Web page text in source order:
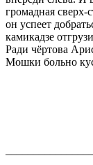
громадная сверх-
он успеет
камикадзе
Ради чёртова
Мошки больно